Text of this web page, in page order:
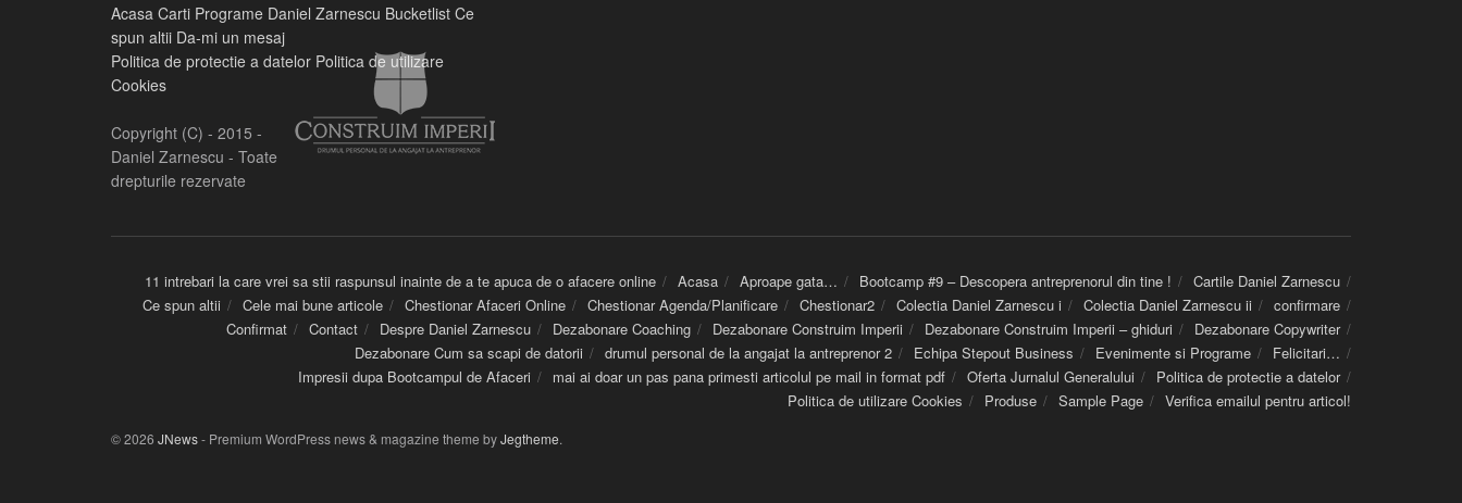
Acasa Carti Programe Daniel Zarnescu Bucketlist Ce
spun altii Da-mi un mesaj
Politica de protectie a datelor Politica de utilizare
Cookies
Copyright (C) - 2015 -
Daniel Zarnescu - Toate
drepturile rezervate
11 intrebari la care vrei sa stii raspunsul inainte de a te apuca de o afacere online Acasa Aproape gata… Bootcamp #9 – Descopera antreprenorul din tine !
Cartile Daniel Zarnescu
Ce spun altii
Cele mai bune articole Chestionar Afaceri Online Chestionar Agenda/Planificare Chestionar2 Colectia Daniel Zarnescu i Colectia Daniel Zarnescu ii
confirmare
Confirmat
Contact Despre Daniel Zarnescu Dezabonare Coaching Dezabonare Construim Imperii Dezabonare Construim Imperii – ghiduri
Dezabonare Copywriter
Dezabonare Cum sa scapi de datorii
drumul personal de la angajat la antreprenor 2 Echipa Stepout Business Evenimente si Programe
Felicitari…
Impresii dupa Bootcampul de Afaceri
mai ai doar un pas pana primesti articolul pe mail in format pdf Oferta Jurnalul Generalului
Politica de protectie a datelor
Politica de utilizare Cookies
Produse Sample Page Verifica emailul pentru articol!
© 2026 JNews- Premium WordPress news & magazine theme byJegtheme.